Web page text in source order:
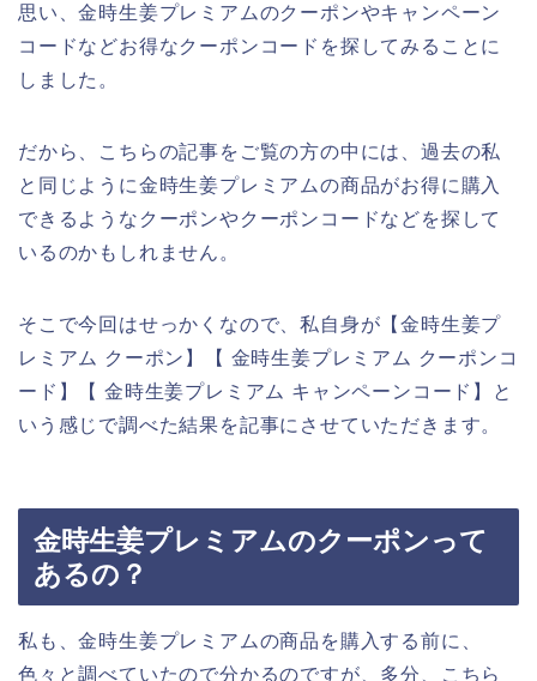
思い、金時生姜プレミアムのクーポンやキャンペーン
コードなどお得なクーポンコードを探してみることに
しました。
だから、こちらの記事をご覧の方の中には、過去の私
と同じように金時生姜プレミアムの商品がお得に購入
できるようなクーポンやクーポンコードなどを探して
いるのかもしれません。
そこで今回はせっかくなので、私自身が【金時生姜プ
レミアム クーポン】【 金時生姜プレミアム クーポンコ
ード】【 金時生姜プレミアム キャンペーンコード】と
いう感じで調べた結果を記事にさせていただきます。
金時生姜プレミアムのクーポンって
あるの？
私も、金時生姜プレミアムの商品を購入する前に、
色々と調べていたので分かるのですが、多分、こちら